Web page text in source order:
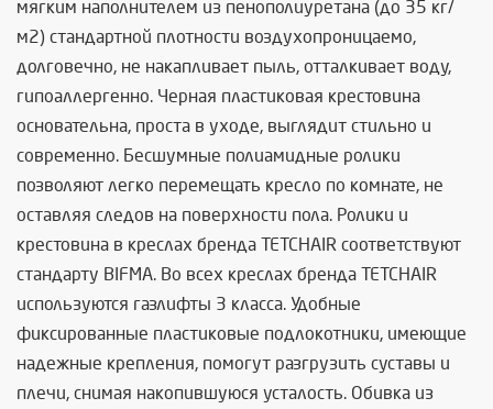
мягким наполнителем из пенополиуретана (до 35 кг/
м2) стандартной плотности воздухопроницаемо,
долговечно, не накапливает пыль, отталкивает воду,
гипоаллергенно. Черная пластиковая крестовина
основательна, проста в уходе, выглядит стильно и
современно. Бесшумные полиамидные ролики
позволяют легко перемещать кресло по комнате, не
оставляя следов на поверхности пола. Ролики и
крестовина в креслах бренда TETCHAIR соответствуют
стандарту BIFMA. Во всех креслах бренда TETCHAIR
используются газлифты 3 класса. Удобные
фиксированные пластиковые подлокотники, имеющие
надежные крепления, помогут разгрузить суставы и
плечи, снимая накопившуюся усталость. Обивка из